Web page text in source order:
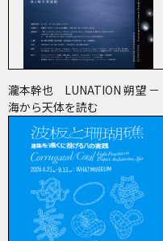
瀧本幹也 LUNATION 朔望 －
海から天体を読む